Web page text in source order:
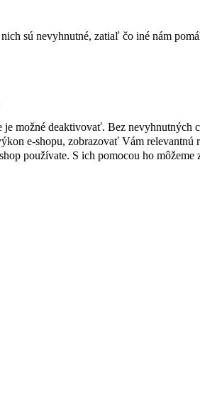
sú nevyhnutné, zatiaľ čo iné nám
je možné deaktivovať. Bez nevyhnutných
e-shopu, zobrazovať Vám
používate. S ich pomocou ho môžeme